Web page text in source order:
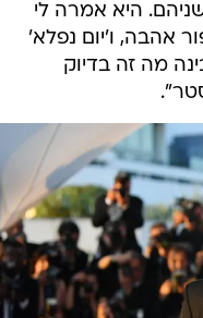
היא אמרה לי
אהבה, ו'יום נפלא'
מה זה בדיוק